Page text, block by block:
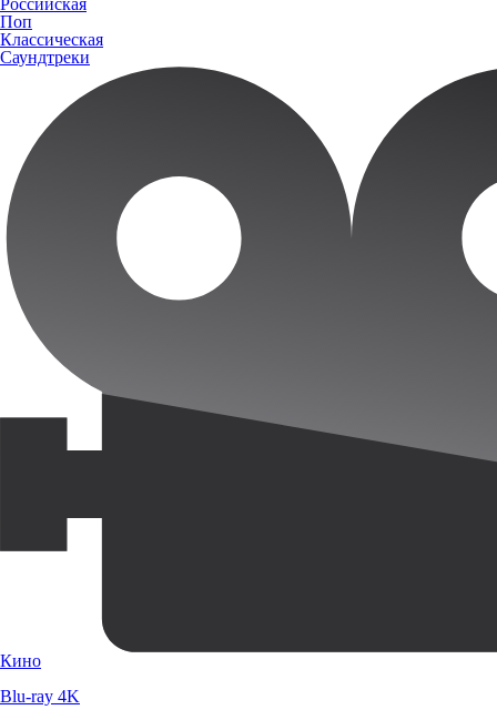
Поп
Классическая
Саундтреки
Кино
Blu-ray 4K